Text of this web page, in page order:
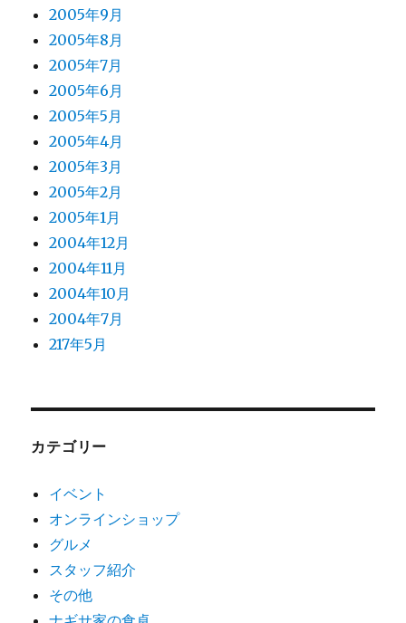
2005年9月
2005年8月
2005年7月
2005年6月
2005年5月
2005年4月
2005年3月
2005年2月
2005年1月
2004年12月
2004年11月
2004年10月
2004年7月
217年5月
カテゴリー
イベント
オンラインショップ
グルメ
スタッフ紹介
その他